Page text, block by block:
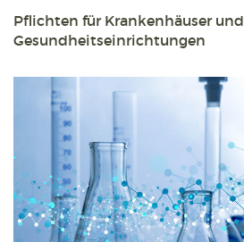
Pflichten für Krankenhäuser und
Gesundheitseinrichtungen